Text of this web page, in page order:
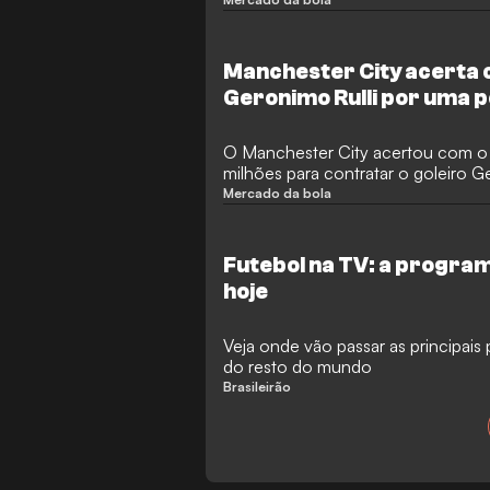
para dar continuidade ao seu
Manchester City acerta
Geronimo Rulli por uma
O Manchester City acertou com
milhões para contratar o goleiro
direto de James Trafford. O
saída de Trafford para o rival da
milhões.
Mercado da bola
Futebol na TV: a
hoje
Veja onde vão passar as
do resto do mundo
Brasileirão